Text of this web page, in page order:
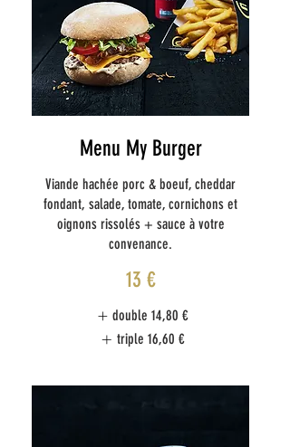
Menu My Burger
Viande hachée porc & boeuf, cheddar
fondant, salade, tomate, cornichons et
oignons rissolés + sauce à votre
convenance.
13 €
double 14,80 €
triple 16,60 €